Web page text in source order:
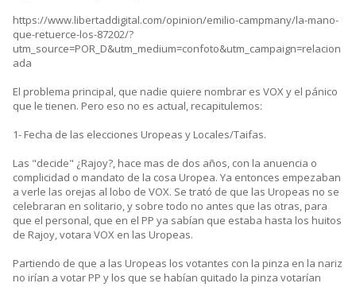
https://www.libertaddigital.com/opinion/emilio-campmany/la-mano-
que-retuerce-los-87202/?
utm_source=POR_D&utm_medium=confoto&utm_campaign=relacion
ada
El problema principal, que nadie quiere nombrar es VOX y el pánico
que le tienen. Pero eso no es actual, recapitulemos:
1- Fecha de las elecciones Uropeas y Locales/Taifas.
Las "decide" ¿Rajoy?, hace mas de dos años, con la anuencia o
complicidad o mandato de la cosa Uropea. Ya entonces empezaban
a verle las orejas al lobo de VOX. Se trató de que las Uropeas no se
celebraran en solitario, y sobre todo no antes que las otras, para
que el personal, que en el PP ya sabían que estaba hasta los huitos
de Rajoy, votara VOX en las Uropeas.
Partiendo de que a las Uropeas los votantes con la pinza en la nariz
no irían a votar PP y los que se habían quitado la pinza votarían